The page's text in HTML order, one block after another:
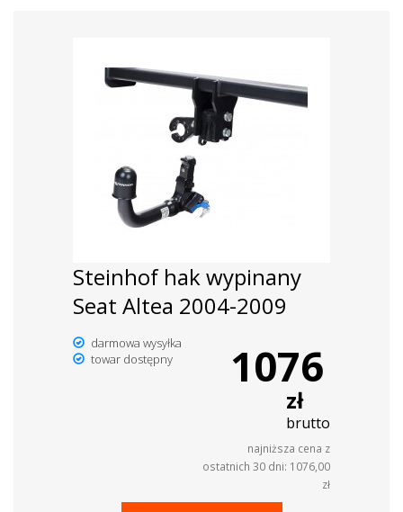
Steinhof hak wypinany
Seat Altea 2004-2009
darmowa wysyłka
towar dostępny
1076
zł
brutto
najniższa cena z
ostatnich 30 dni: 1076,00
zł